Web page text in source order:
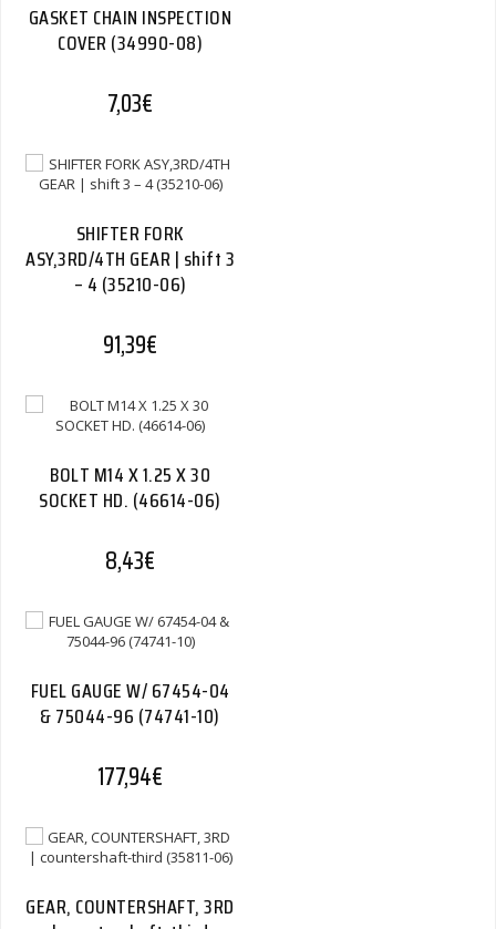
GASKET CHAIN INSPECTION
COVER (34990-08)
7,03€
SHIFTER FORK
ASY,3RD/4TH GEAR | shift 3
– 4 (35210-06)
91,39€
BOLT M14 X 1.25 X 30
SOCKET HD. (46614-06)
8,43€
FUEL GAUGE W/ 67454-04
& 75044-96 (74741-10)
177,94€
GEAR, COUNTERSHAFT, 3RD